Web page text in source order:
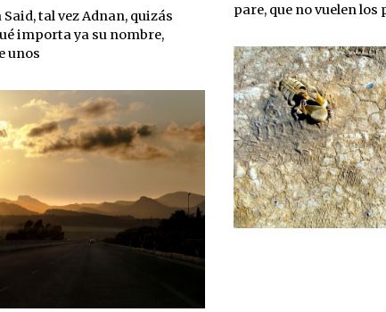
Said, tal vez Adnan, quizás
importa ya su nombre,
unos
pare, que no vuelen los